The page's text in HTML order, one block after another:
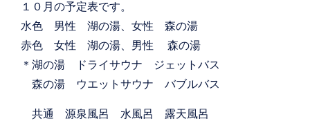
１０月の予定表です。
水色 男性 湖の湯、女性 森の湯
赤色 女性 湖の湯、男性 森の湯
＊湖の湯 ドライサウナ ジェットバス
森の湯 ウエットサウナ バブルバス
共通 源泉風呂 水風呂 露天風呂